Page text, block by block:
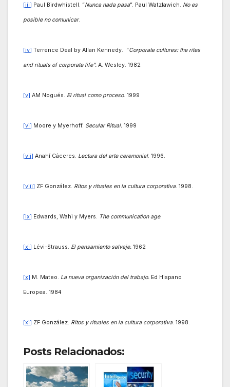
[iii] Paul Birdwhistell. “Nunca nada pasa”. Paul Watzlawich. No es
posible no comunicar.
[iv] Terrence Deal by Allan Kennedy. “Corporate cultures: the rites
and rituals of corporate life”. A. Wesley. 1982
[v] AM Nogués. El ritual como proceso. 1999
[vi] Moore y Myerhoff. Secular Ritual. 1999
[vii] Anahí Cáceres. Lectura del arte ceremonial. 1996.
[viii] ZF González. Ritos y rituales en la cultura corporativa. 1998.
[ix] Edwards, Wahi y Myers. The communication age.
[xi] Lévi-Strauss. El pensamiento salvaje. 1962
[x] M. Mateo. La nueva organización del trabajo. Ed Hispano
Europea. 1984
[xi] ZF González. Ritos y rituales en la cultura corporativa. 1998.
Posts Relacionados: